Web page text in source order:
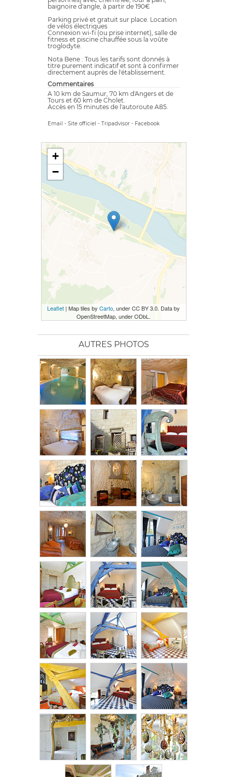
baignoire d'angle, à partir de 190€
Parking privé et gratuit sur place. Location
de vélos électriques
Connexion wi-fi (ou prise internet), salle de
fitness et piscine chauffée sous la voûte
troglodyte.
Nota Bene : Tous les tarifs sont donnés à
titre purement indicatif et sont à confirmer
directement auprès de l'établissement.
Commentaires
A 10 km de Saumur, 70 km d'Angers et de
Tours et 60 km de Cholet.
Accès en 15 minutes de l'autoroute A85.
Email - Site officiel - Tripadvisor - Facebook
+
−
Leaflet | Map tiles byCarto, under CC BY 3.0. Data by
OpenStreetMap, under ODbL.
AUTRES PHOTOS